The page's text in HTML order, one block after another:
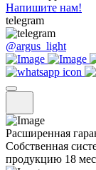
Напишите нам!
telegram
@argus_light
Расширенная
Собственная
продукцию 18